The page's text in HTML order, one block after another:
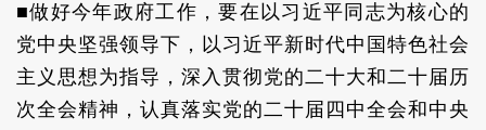
■做好今年政府工作，要在以习近平同志为核心的
党中央坚强领导下，以习近平新时代中国特色社会
主义思想为指导，深入贯彻党的二十大和二十届历
次全会精神，认真落实党的二十届四中全会和中央